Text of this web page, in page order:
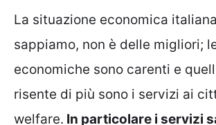
La situazione economica
sappiamo, non è delle migliori;
economiche sono carenti e
risente di più sono i servizi ai
welfare. In particolare i servizi